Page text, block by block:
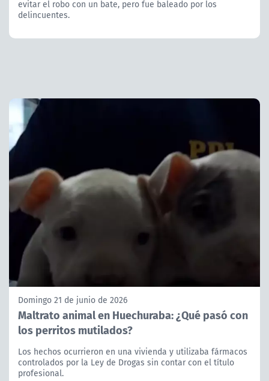
evitar el robo con un bate, pero fue baleado por los
delincuentes.
Domingo 21 de junio de 2026
Maltrato animal en Huechuraba: ¿Qué pasó con
los perritos mutilados?
Los hechos ocurrieron en una vivienda y utilizaba fármacos
controlados por la Ley de Drogas sin contar con el título
profesional.